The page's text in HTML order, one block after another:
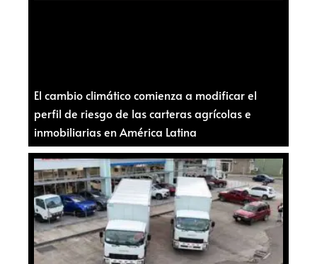
El cambio climático comienza a modificar el
perfil de riesgo de las carteras agrícolas e
inmobiliarias en América Latina